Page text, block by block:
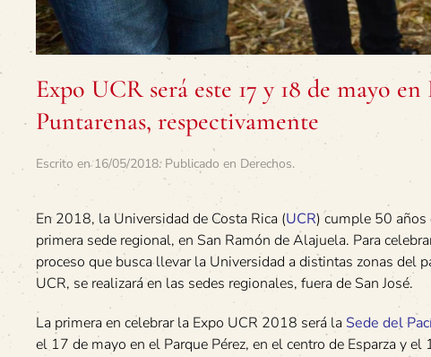
Expo UCR será este 17 y 18 de mayo
Puntarenas, respectivamente
Escrito en16/05/2018. Publicado en Derechos.
En 2018, la Universidad de Costa Rica (UCR) cumple 50 años
primera sede regional, en San Ramón de Alajuela. Para
proceso que busca llevar la Universidad a distintas zonas del
UCR, se realizará en las sedes regionales, fuera de San José.
La primera en celebrar la Expo UCR 2018 será la Sede del
el 17 de mayo en el Parque Pérez, en el centro de Esparza y el